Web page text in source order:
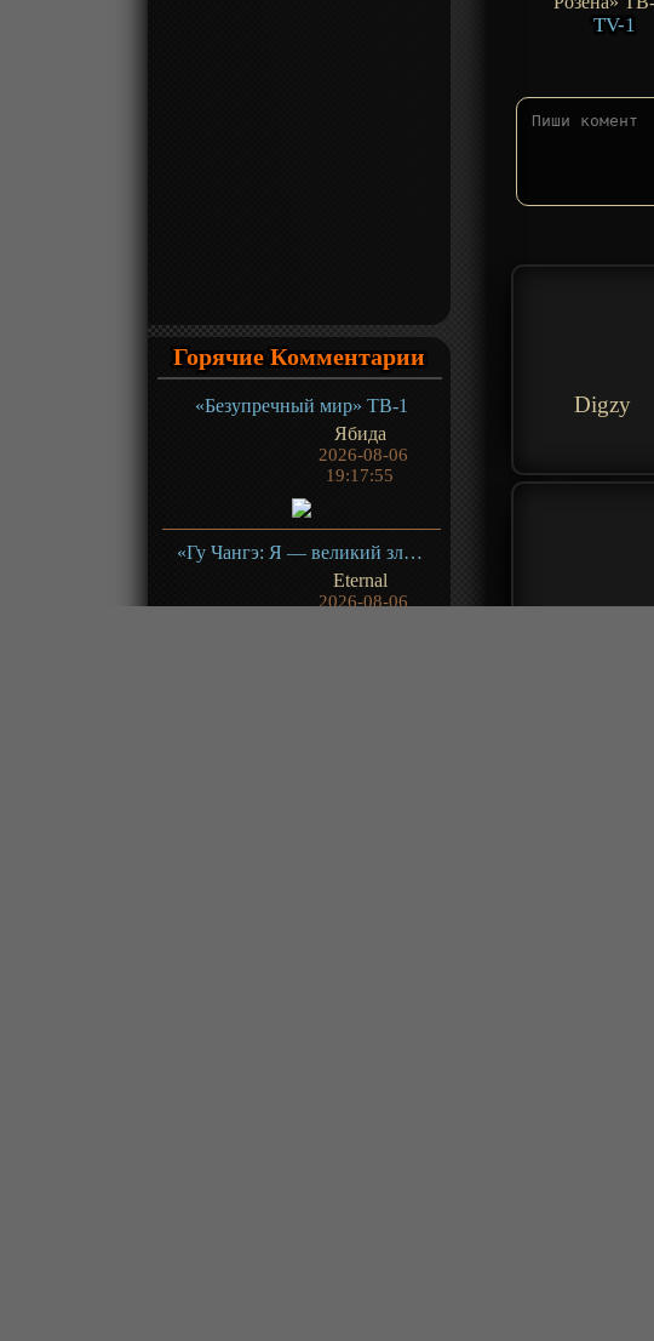
Горячие Комментарии
«Безупречный мир» ТВ-1
Ябида
2026-08-06
19:17:55
«Гу Чангэ: Я — великий злодей Небесной Судьбы» ТВ-1
Eternal
2026-08-06
TV-1
Digzy